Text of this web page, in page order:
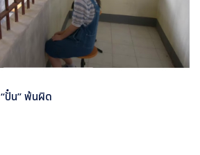
“ปั๋น” พ้นผิด